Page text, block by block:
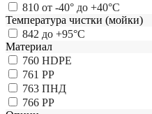
810 от -40° до +40°С
Температура чистки (мойки)
842 до +95°С
Материал
760 HDPE
761 PP
763 ПНД
766 РР